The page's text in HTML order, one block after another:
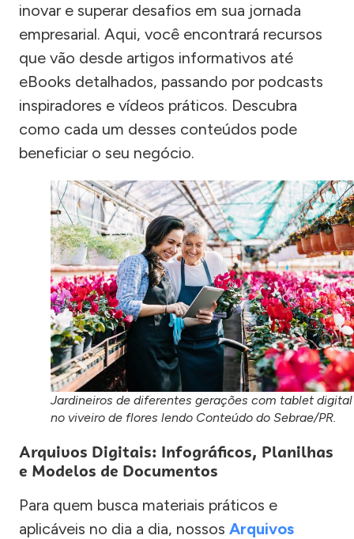
inovar e superar desafios em sua jornada
empresarial. Aqui, você encontrará recursos
que vão desde artigos informativos até
eBooks detalhados, passando por podcasts
inspiradores e vídeos práticos. Descubra
como cada um desses conteúdos pode
beneficiar o seu negócio.
Jardineiros de diferentes gerações com tablet digital
no viveiro de flores lendo Conteúdo do Sebrae/PR.
Arquivos Digitais: Infográficos, Planilhas
e Modelos de Documentos
Para quem busca materiais práticos e
aplicáveis no dia a dia, nossos Arquivos